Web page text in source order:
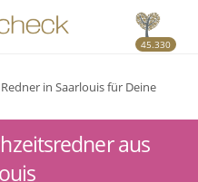
45.330
in Saarlouis für Deine
aus